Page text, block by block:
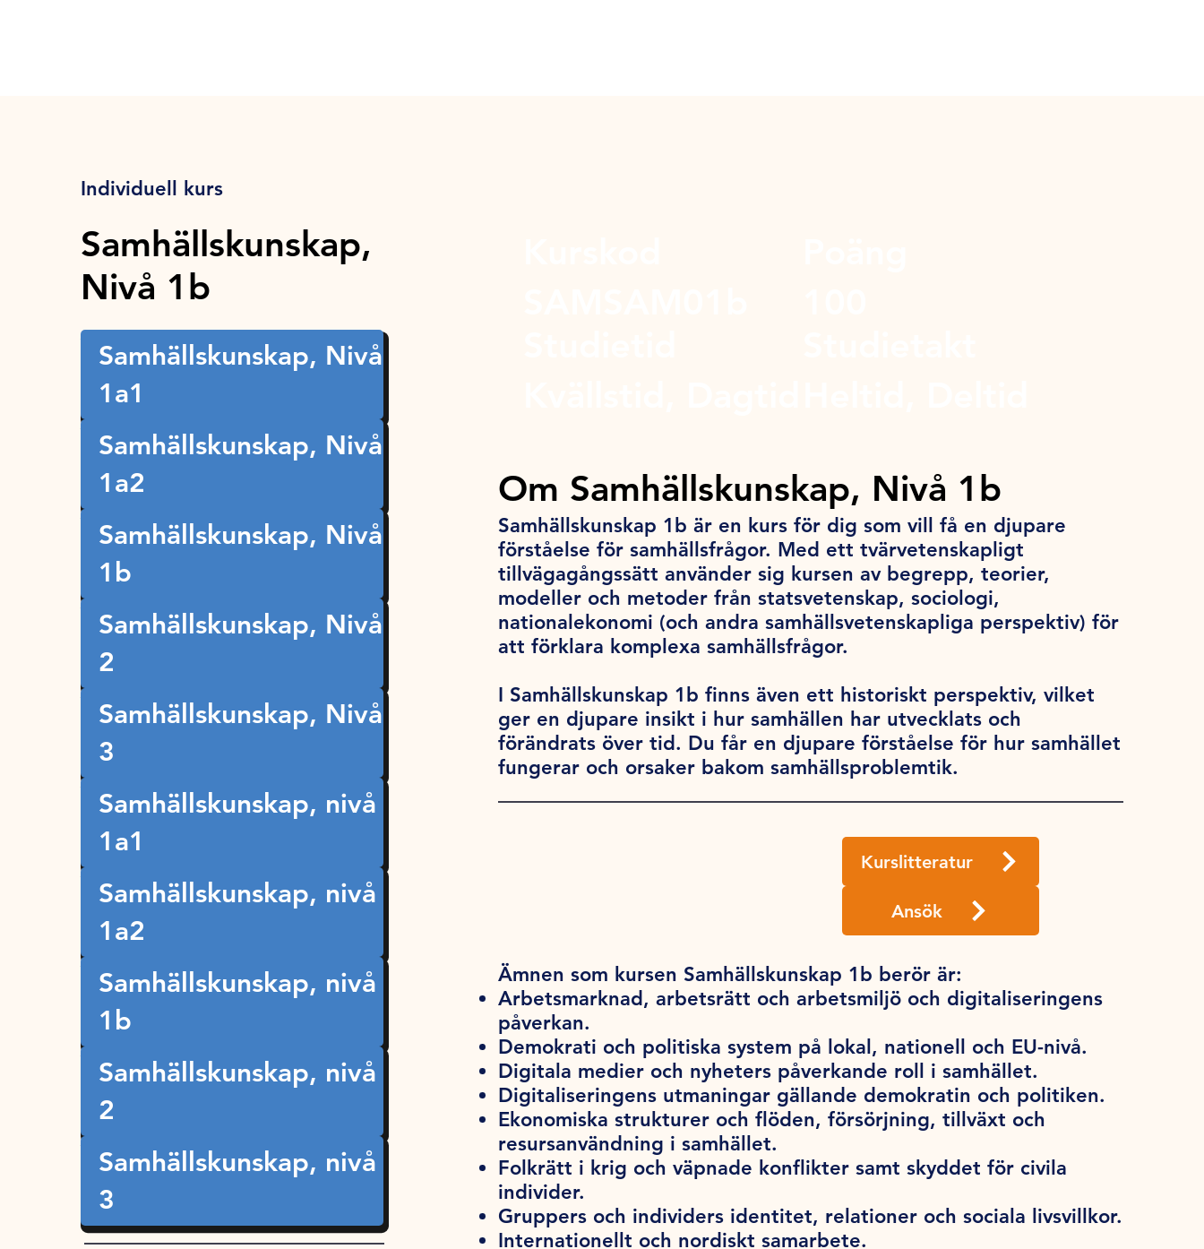
Individuell kurs
Samhällskunskap,
Nivå 1b
Samhällskunskap, Nivå
1a1
Samhällskunskap, Nivå
1a2
Samhällskunskap, Nivå
1b
Samhällskunskap, Nivå
2
Samhällskunskap, Nivå
3
Samhällskunskap, nivå
1a1
Samhällskunskap, nivå
1a2
Samhällskunskap, nivå
1b
Samhällskunskap, nivå
2
Samhällskunskap, nivå
3
Om Samhällskunskap, Nivå 1b
Samhällskunskap 1b är en kurs för dig som vill få en djupare
förståelse för samhällsfrågor. Med ett tvärvetenskapligt
tillvägagångssätt använder sig kursen av begrepp, teorier,
modeller och metoder från statsvetenskap, sociologi,
nationalekonomi (och andra samhällsvetenskapliga perspektiv) för
att förklara komplexa samhällsfrågor.
I Samhällskunskap 1b finns även ett historiskt perspektiv, vilket
ger en djupare insikt i hur samhällen har utvecklats och
förändrats över tid. Du får en djupare förståelse för hur samhället
fungerar och orsaker bakom samhällsproblemtik.
Kurslitteratur
Ansök
Ämnen som kursen Samhällskunskap 1b berör är:
Arbetsmarknad, arbetsrätt och arbetsmiljö och digitaliseringens
påverkan.
Demokrati och politiska system på lokal, nationell och EU-nivå.
Digitala medier och nyheters påverkande roll i samhället.
Digitaliseringens utmaningar gällande demokratin och politiken.
Ekonomiska strukturer och flöden, försörjning, tillväxt och
resursanvändning i samhället.
Folkrätt i krig och väpnade konflikter samt skyddet för civila
individer.
Gruppers och individers identitet, relationer och sociala livsvillkor.
Internationellt och nordiskt samarbete.